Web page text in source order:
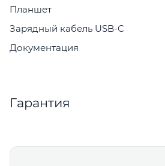
Планшет
Зарядный кабель USB-C
Документация
Гарантия